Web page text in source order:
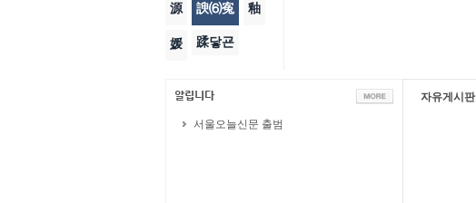
源 諛⑹寃 釉
媛 蹂닿굔
서울오늘신문 출범
자유게시판